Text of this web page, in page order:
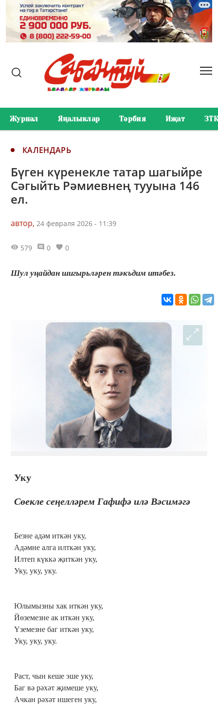
Журнал Яңалыклар Тәрбия Иҗат ЗТК
КАЛЕНДАРЬ
Бүген күренекле татар шагыйре
Сәгыйть Рәмиевнең тууына 146
ел.
автор, 24 февраля 2026 - 11:39
579 0 0
Шул уңайдан шигырьләрен тәкъдим итәбез.
Уку
Сөекле сеңелләрем Гафифә илә Вәсимәгә
Безне адәм иткән уку,
Адәмне алга илткән уку,
Илтеп күккә җиткән уку,
Уку, уку, уку.
Юлымызны хак иткән уку,
Йөземезне ак иткән уку,
Үземезне баг иткән уку,
Уку, уку, уку.
Раст, чын кеше эше уку,
Баг вә рәхәт җимеше уку,
Ачкан рәхәт ишеген уку,